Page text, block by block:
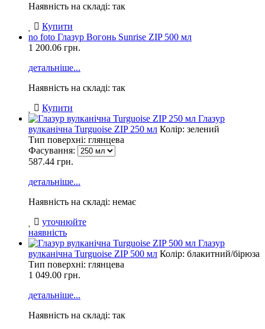
Наявність на складі: так
Купити
no foto Глазур Вогонь Sunrise ZIP 500 мл
1 200.06 грн.
детальніше...
Наявність на складі: так
Купити
Глазур
вулканічна Turguoise ZIP 250 мл Колір: зелений
Тип поверхні: глянцева
Фасування:
587.44 грн.
детальніше...
Наявність на складі: немає
уточнюйте
наявність
Глазур
вулканічна Turguoise ZIP 500 мл Колір: блакитний/бірюза
Тип поверхні: глянцева
1 049.00 грн.
детальніше...
Наявність на складі: так